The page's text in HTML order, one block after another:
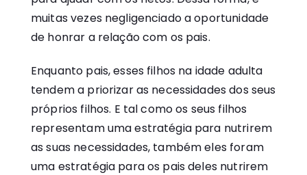
muitas vezes negligenciado a oportunidade
de honrar a relação com os pais.
Enquanto pais, esses filhos na idade adulta
tendem a priorizar as necessidades dos seus
próprios filhos. E tal como os seus filhos
representam uma estratégia para nutrirem
as suas necessidades, também eles foram
uma estratégia para os pais deles nutrirem